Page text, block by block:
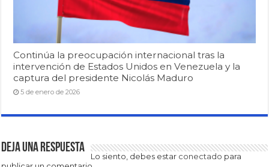
Continúa la preocupación internacional tras la
intervención de Estados Unidos en Venezuela y la
captura del presidente Nicolás Maduro
5 de enero de 2026
Deja una respuesta
Lo siento, debes estar conectado para